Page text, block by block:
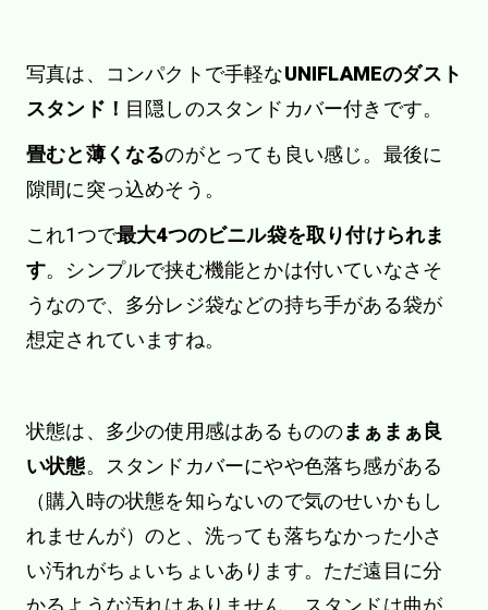
写真は、コンパクトで手軽なUNIFLAMEのダスト
スタンド！ 目隠しのスタンドカバー付きです。
畳むと薄くなるのがとっても良い感じ。最後に
隙間に突っ込めそう。
これ1つで最大4つのビニル袋を取り付けられま
す。シンプルで挟む機能とかは付いていなさそ
うなので、多分レジ袋などの持ち手がある袋が
想定されていますね。
状態は、多少の使用感はあるもののまぁまぁ良
い状態。スタンドカバーにやや色落ち感がある
（購入時の状態を知らないので気のせいかもし
れませんが）のと、洗っても落ちなかった小さ
い汚れがちょいちょいあります。ただ遠目に分
かるような汚れはありません。スタンドは曲が